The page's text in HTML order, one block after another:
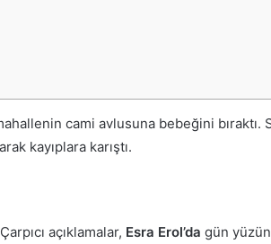
cami avlusuna bebeğini bıraktı.
kayıplara karıştı.
açıklamalar, Esra Erol’da gün